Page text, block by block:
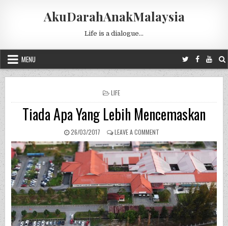
AkuDarahAnakMalaysia
Life is a dialogue…
MENU
POSTED IN
LIFE
Tiada Apa Yang Lebih Mencemaskan
PUBLISHED DATE:
26/03/2017 LEAVE A COMMENTON TIADA APA YANG LEBIH